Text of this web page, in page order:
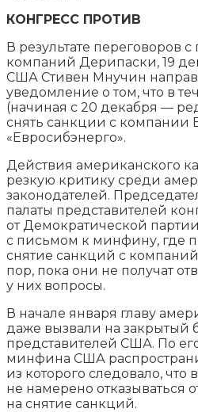
КОНГРЕСС ПРОТИВ
В результате переговоров
компаний Дерипаски, 19
США Стивен Мнучин
уведомление о том, что в
(начиная с 20 декабря —
снять санкции с компании
«Евросибэнерго».
Действия американского
резкую критику среди
законодателей.
палаты представителей
от Демократической
с письмом к минфину, где
снятие санкций с
пор, пока они не получат
у них вопросы.
В начале января главу
даже вызвали на закрытый
представителей США. По
минфина США
из которого следовало, что
не намерено отказываться
на снятие санкций.